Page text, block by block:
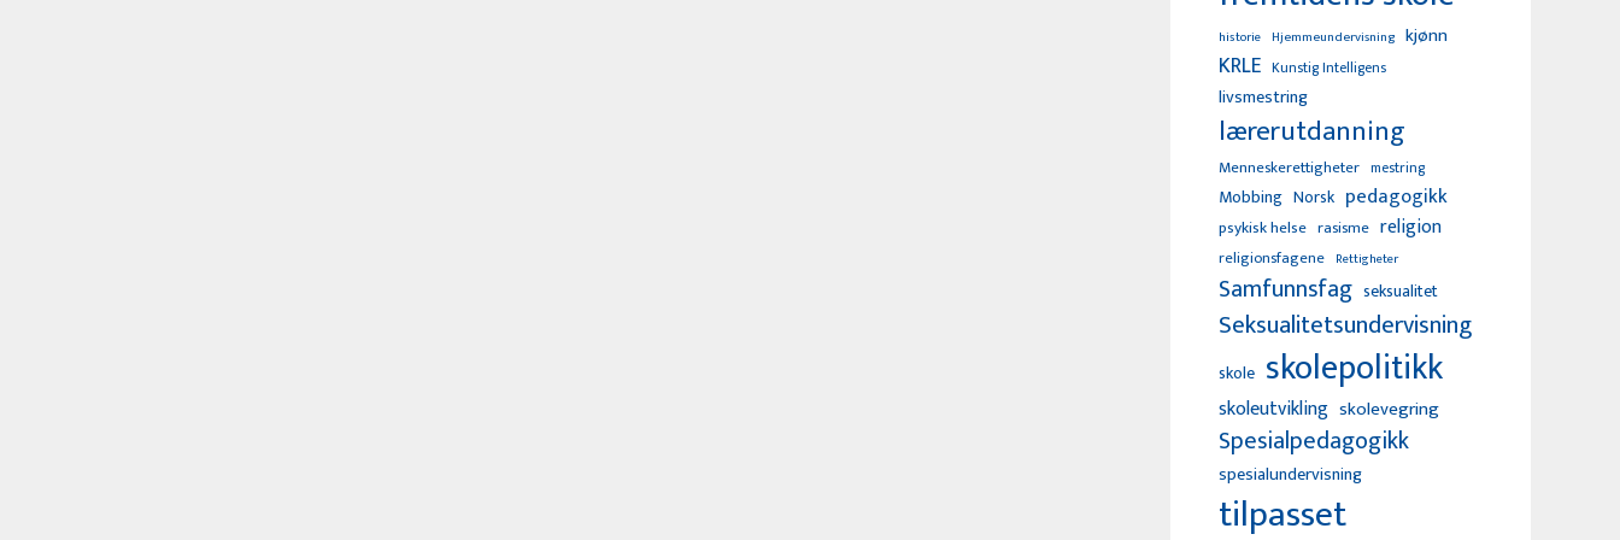
historie Hjemmeundervisning kjønn
KRLE Kunstig Intelligens
livsmestring
lærerutdanning
Menneskerettigheter mestring
Mobbing Norsk pedagogikk
psykisk helse rasisme religion
religionsfagene Rettigheter
Samfunnsfag seksualitet
Seksualitetsundervisning
skole skolepolitikk
skoleutvikling skolevegring
Spesialpedagogikk
spesialundervisning
tilpasset